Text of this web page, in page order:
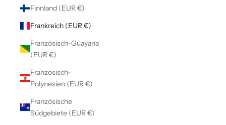
Finnland (EUR €)
Frankreich (EUR €)
Französisch-Guayana
(EUR €)
Französisch-
Polynesien (EUR €)
Französische
Südgebiete (EUR €)